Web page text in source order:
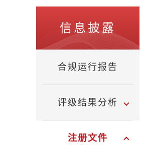
信息披露
合规运行报告
评级结果分析
注册文件